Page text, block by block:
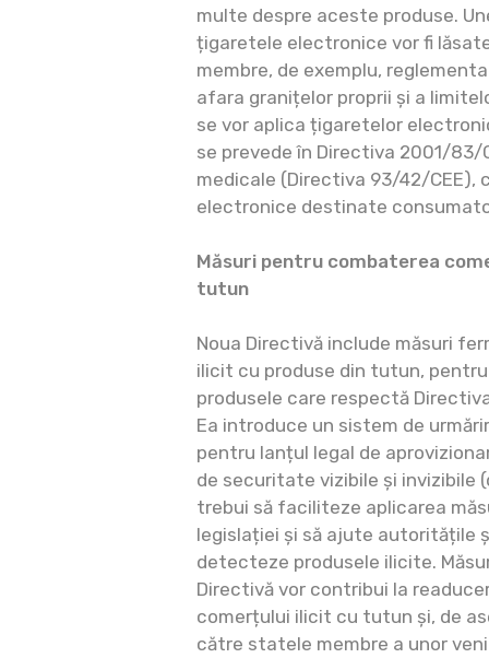
multe despre aceste produse.
țigaretele electronice vor fi
membre, de exemplu,
afara granițelor proprii și a
se vor aplica țigaretelor
se prevede în Directiva 2001/83/
medicale (Directiva 93/42/
electronice destinate
Măsuri pentru combaterea
tutun
Noua Directivă include măsuri
ilicit cu produse din tutun,
produsele care respectă
Ea introduce un sistem de
pentru lanțul legal de
de securitate vizibile și invizibile
trebui să faciliteze aplicarea
legislației și să ajute autoritățile
detecteze produsele ilicite.
Directivă vor contribui la
comerțului ilicit cu tutun și, de
către statele membre a unor